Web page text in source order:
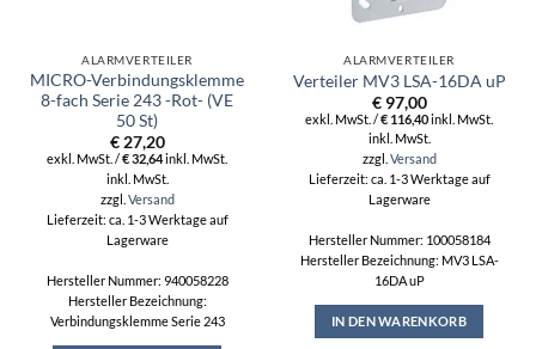
ALARMVERTEILER
MICRO-Verbindungsklemme
8-fach Serie 243 -Rot- (VE
50 St)
€27,20
exkl. MwSt. /€32,64inkl. MwSt.
inkl. MwSt.
zzgl. Versand
Lieferzeit: ca. 1-3 Werktage auf
Lagerware
Hersteller Nummer: 940058228
Hersteller Bezeichnung:
Verbindungsklemme Serie 243
ALARMVERTEILER
Verteiler MV3 LSA-16DA uP
€97,00
exkl. MwSt. /€ 116,40inkl. MwSt.
inkl. MwSt.
zzgl. Versand
Lieferzeit: ca. 1-3 Werktage auf
Lagerware
Hersteller Nummer: 100058184
Hersteller Bezeichnung: MV3 LSA-
16DA uP
IN DEN WARENKORB